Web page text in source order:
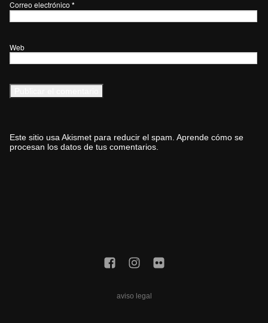
Correo electrónico *
Web
Este sitio usa Akismet para reducir el spam. Aprende cómo se
procesan los datos de tus comentarios.
aviso legal